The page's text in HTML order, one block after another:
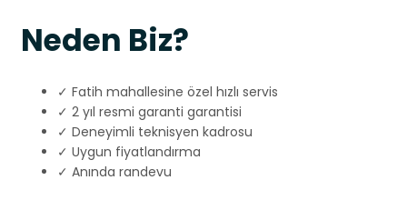
Neden Biz?
✓ Fatih mahallesine özel hızlı servis
✓ 2 yıl resmi garanti garantisi
✓ Deneyimli teknisyen kadrosu
✓ Uygun fiyatlandırma
✓ Anında randevu